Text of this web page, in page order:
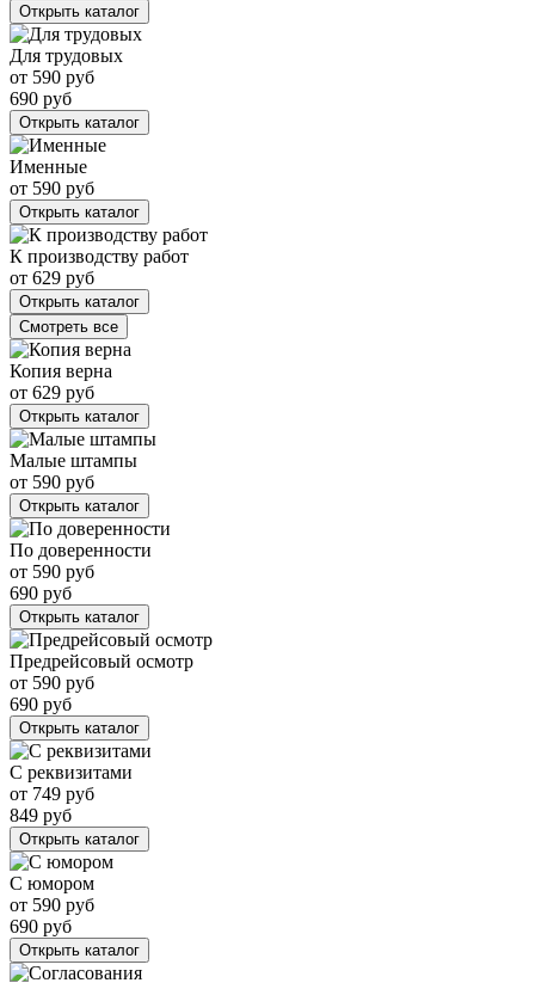
Открыть каталог
Для трудовых
от 590 руб
690 руб
Открыть каталог
Именные
от 590 руб
Открыть каталог
К производству работ
от 629 руб
Открыть каталог
Смотреть все
Копия верна
от 629 руб
Открыть каталог
Малые штампы
от 590 руб
Открыть каталог
По доверенности
от 590 руб
690 руб
Открыть каталог
Предрейсовый осмотр
от 590 руб
690 руб
Открыть каталог
С реквизитами
от 749 руб
849 руб
Открыть каталог
С юмором
от 590 руб
690 руб
Открыть каталог